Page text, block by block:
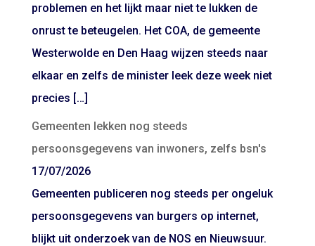
problemen en het lijkt maar niet te lukken de
onrust te beteugelen. Het COA, de gemeente
Westerwolde en Den Haag wijzen steeds naar
elkaar en zelfs de minister leek deze week niet
precies […]
Gemeenten lekken nog steeds
persoonsgegevens van inwoners, zelfs bsn's
17/07/2026
Gemeenten publiceren nog steeds per ongeluk
persoonsgegevens van burgers op internet,
blijkt uit onderzoek van de NOS en Nieuwsuur.